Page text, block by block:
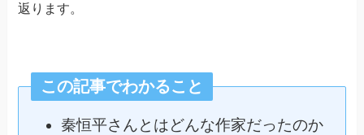
返ります。
この記事でわかること
秦恒平さんとはどんな作家だったのか